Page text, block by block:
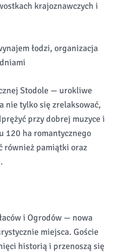
krajoznawczych i
łodzi, organizacja
Stodole — urokliwe
nie tylko się zrelaksować,
przy dobrej muzyce i
120 ha romantycznego
również pamiątki oraz
i Ogrodów — nowa
miejsca. Goście
historią i przenoszą się